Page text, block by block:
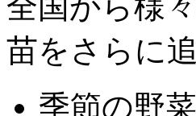
苗をさらに
季節の野